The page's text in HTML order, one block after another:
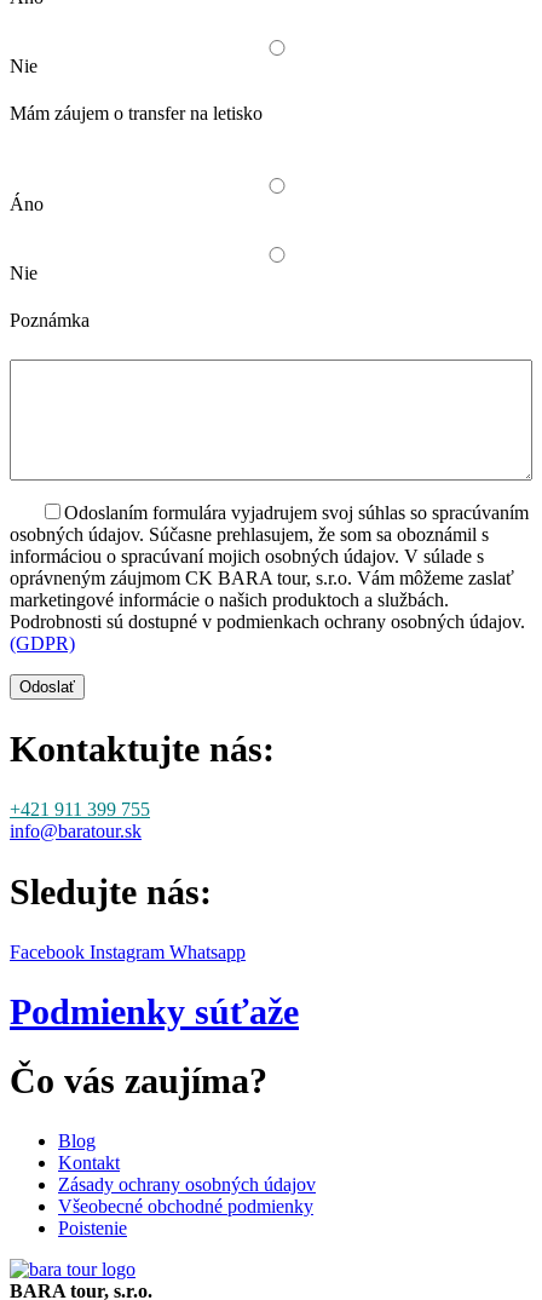
Nie
Mám záujem o transfer na letisko
Áno
Nie
Poznámka
Odoslaním formulára vyjadrujem svoj súhlas so spracúvaním
osobných údajov. Súčasne prehlasujem, že som sa oboznámil s
informáciou o spracúvaní mojich osobných údajov. V súlade s
oprávneným záujmom CK BARA tour, s.r.o. Vám môžeme zaslať
marketingové informácie o našich produktoch a službách.
Podrobnosti sú dostupné v podmienkach ochrany osobných údajov.
(GDPR)
Kontaktujte nás:
+421 911 399 755
info@baratour.sk
Sledujte nás:
Facebook Instagram Whatsapp
Podmienky súťaže
Čo vás zaujíma?
Blog
Kontakt
Zásady ochrany osobných údajov
Všeobecné obchodné podmienky
Poistenie
BARA tour, s.r.o.